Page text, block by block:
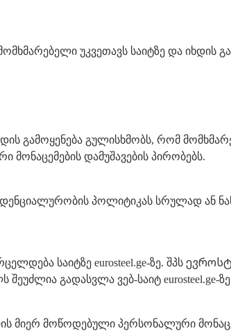
უკვეთავს საიტზე და იხდის
გამოყენება გულისხმობს, რომ
დამუშავების პირობებს.
პოლიტიკას სრულად ან
საიტზე eurosteel.ge-ზე. შპს
გადასვლა ვებ-საიტ eurosteel.ge-
მიერ მოწოდებული პერსონალური